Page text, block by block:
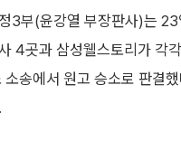
3부(윤강열 부장판사)는 23
4곳과 삼성웰스토리가 각
소송에서 원고 승소로 판결